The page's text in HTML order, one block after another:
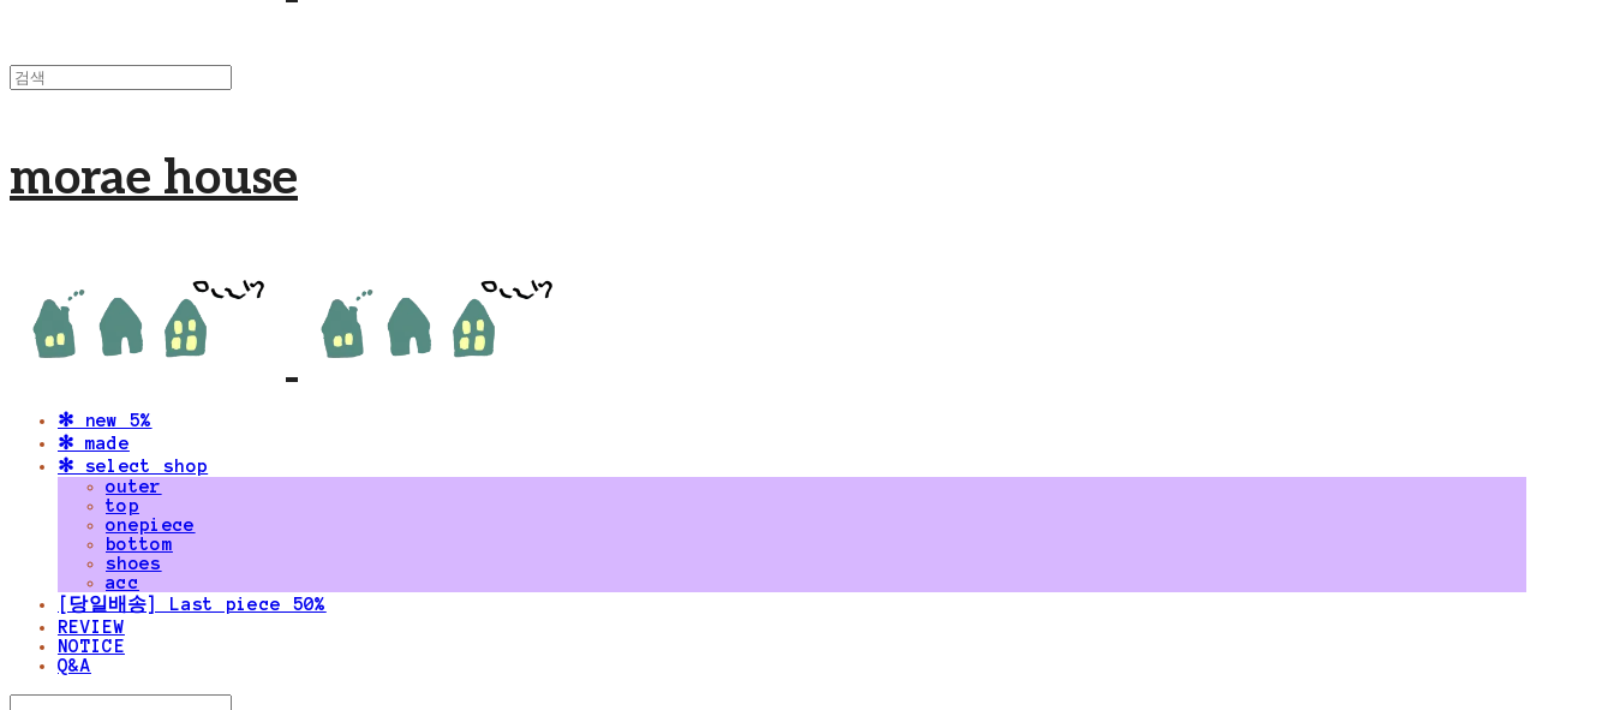
morae house
✻ new 5%
✻ made
✻ select shop
outer
top
onepiece
bottom
shoes
acc
[당일배송] Last piece 50%
REVIEW
NOTICE
Q&A